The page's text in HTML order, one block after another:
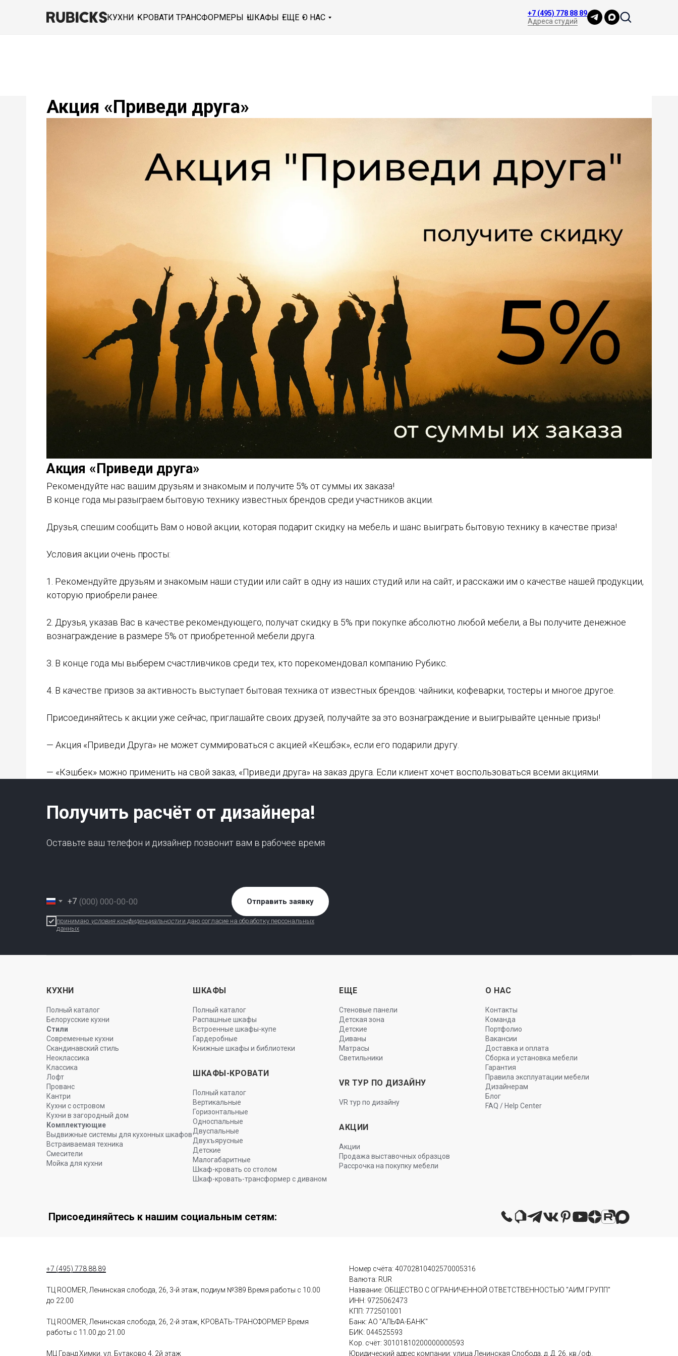
КУХНИ КРОВАТИ ТРАНСФОРМЕРЫ ШКАФЫ ЕЩЕ О НАС
+7 (495) 778 88 89
Адреса студий
Акция «Приведи друга»
Акция «Приведи друга»
Рекомендуйте нас вашим друзьям и знакомым и получите 5% от суммы их заказа!
В конце года мы разыграем бытовую технику известных брендов среди участников акции.
Друзья, спешим сообщить Вам о новой акции, которая подарит скидку на мебель и шанс выиграть бытовую технику в качестве приза!
Условия акции очень просты:
1. Рекомендуйте друзьям и знакомым наши студии или сайт в одну из наших студий или на сайт, и расскажи им о качестве нашей продукции,
которую приобрели ранее.
2. Друзья, указав Вас в качестве рекомендующего, получат скидку в 5% при покупке абсолютно любой мебели, а Вы получите денежное
вознаграждение в размере 5% от приобретенной мебели друга.
3. В конце года мы выберем счастливчиков среди тех, кто порекомендовал компанию Рубикс.
4. В качестве призов за активность выступает бытовая техника от известных брендов: чайники, кофеварки, тостеры и многое другое.
Присоединяйтесь к акции уже сейчас, приглашайте своих друзей, получайте за это вознаграждение и выигрывайте ценные призы!
— Акция «Приведи Друга» не может суммироваться с акцией «Кешбэк», если его подарили другу.
— «Кэшбек» можно применить на свой заказ, «Приведи друга» на заказ друга. Если клиент хочет воспользоваться всеми акциями.
Получить расчёт от дизайнера!
Оставьте ваш телефон и дизайнер позвонит вам в рабочее время
+7
принимаю условия конфиденциальностии даю согласие на обработку персональных
данных
Отправить заявку
КУХНИ
Полный каталог
Белорусские кухни
Стили
Современные кухни
Скандинавский стиль
Неоклассика
Классика
Лофт
Прованс
Кантри
Кухни с островом
Кухни в загородный дом
Комплектующие
Выдвижные системы для кухонных шкафов
Встраиваемая техника
Смесители
Мойка для кухни
ШКАФЫ
Полный каталог
Распашные шкафы
Встроенные шкафы-купе
Гардеробные
Книжные шкафы и библиотеки
ШКАФЫ-КРОВАТИ
Полный каталог
Вертикальные
Горизонтальные
Односпальные
Двуспальные
Двухъярусные
Детские
Малогабаритные
Шкаф-кровать со столом
Шкаф-кровать-трансформер с диваном
ЕЩЕ
Стеновые панели
Детская зона
Детские
Диваны
Матрасы
Светильники
VR ТУР ПО ДИЗАЙНУ
VR тур по дизайну
АКЦИИ
Акции
Продажа выставочных образцов
Рассрочка на покупку мебели
О НАС
Контакты
Команда
Портфолио
Вакансии
Доставка и оплата
Сборка и установка мебели
Гарантия
Правила эксплуатации мебели
Дизайнерам
Блог
FAQ / Help Center
Присоединяйтесь к нашим социальным сетям:
+7 (495) 778 88 89
ТЦ ROOMER, Ленинская слобода, 26, 3-й этаж, подиум №389 Время работы с 10.00
до 22.00
ТЦ ROOMER, Ленинская слобода, 26, 2-й этаж, КРОВАТЬ-ТРАНСФОРМЕР Время
работы с 11.00 до 21.00
МЦ Гранд Химки, ул. Бутаково 4, 2й этаж
Номер счёта: 40702810402570005316
Валюта: RUR
Название: ОБЩЕСТВО С ОГРАНИЧЕННОЙ ОТВЕТСТВЕННОСТЬЮ "АИМ ГРУПП"
ИНН: 9725062473
КПП: 772501001
Банк: АО "АЛЬФА-БАНК"
БИК: 044525593
Кор. счёт: 30101810200000000593
Юридический адрес компании: улица Ленинская Слобода, д. Д. 26, кв./оф.